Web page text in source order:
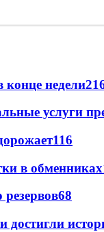
конце недели
услуги
116
в обменниках
68
достигли